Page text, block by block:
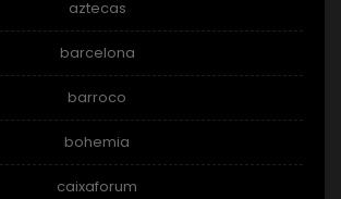
aztecas
barcelona
barroco
bohemia
caixaforum